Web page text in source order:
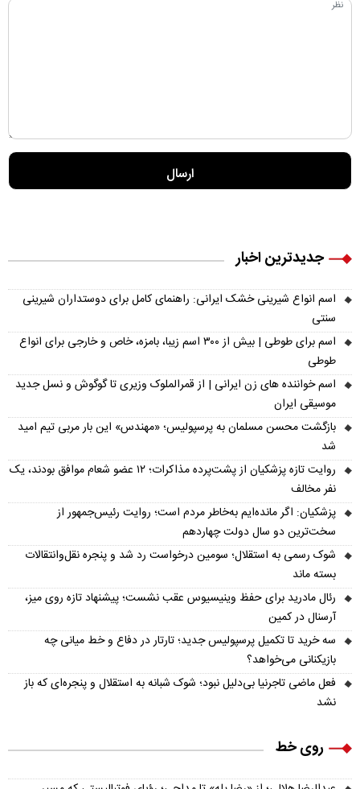
جدیدترین اخبار
اسم انواع شیرینی خشک ایرانی: راهنمای کامل برای دوستداران شیرینی
سنتی
اسم برای طوطی | بیش از ۳۰۰ اسم زیبا، بامزه، خاص و خارجی برای انواع
طوطی
اسم خواننده های زن ایرانی | از قمرالملوک وزیری تا گوگوش و نسل جدید
موسیقی ایران
بازگشت محسن مسلمان به پرسپولیس؛ «مهندس» این بار مربی تیم امید
شد
روایت تازه پزشکیان از پشت‌پرده مذاکرات؛ ۱۲ عضو شعام موافق بودند، یک
نفر مخالف
پزشکیان: اگر مانده‌ایم به‌خاطر مردم است؛ روایت رئیس‌جمهور از
سخت‌ترین دو سال دولت چهاردهم
شوک رسمی به استقلال؛ سومین درخواست رد شد و پنجره نقل‌وانتقالات
بسته ماند
رئال مادرید برای حفظ وینیسیوس عقب نشست؛ پیشنهاد تازه روی میز،
آرسنال در کمین
سه خرید تا تکمیل پرسپولیس جدید؛ تارتار در دفاع و خط میانی چه
بازیکنانی می‌خواهد؟
فعل ماضی تاجرنیا بی‌دلیل نبود؛ شوک شبانه به استقلال و پنجره‌ای که باز
نشد
روی خط